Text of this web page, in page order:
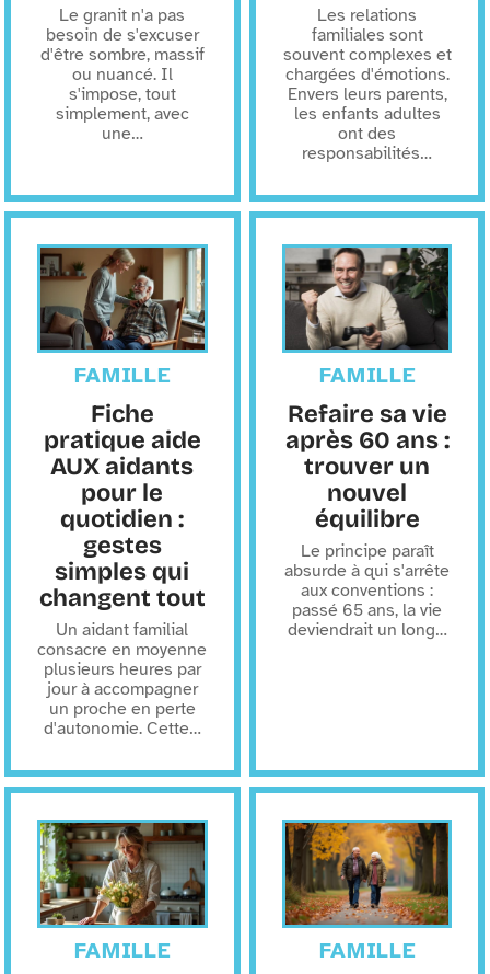
Le granit n'a pas
besoin de s'excuser
d'être sombre, massif
ou nuancé. Il
s'impose, tout
simplement, avec
une…
Les relations
familiales sont
souvent complexes et
chargées d'émotions.
Envers leurs parents,
les enfants adultes
ont des
responsabilités…
FAMILLE
Fiche
pratique aide
AUX aidants
pour le
quotidien :
gestes
simples qui
changent tout
Un aidant familial
consacre en moyenne
plusieurs heures par
jour à accompagner
un proche en perte
d'autonomie. Cette…
FAMILLE
Refaire sa vie
après 60 ans :
trouver un
nouvel
équilibre
Le principe paraît
absurde à qui s'arrête
aux conventions :
passé 65 ans, la vie
deviendrait un long…
FAMILLE FAMILLE